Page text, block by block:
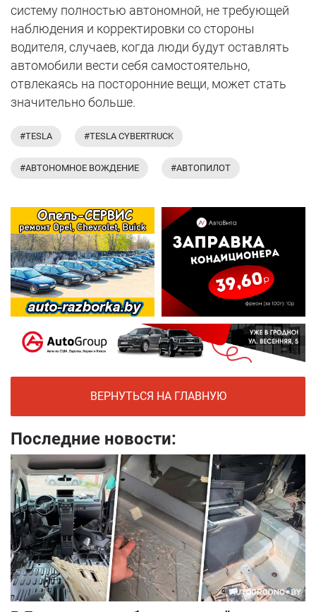
систему полностью автономной, не требующей
наблюдения и корректировки со стороны
водителя, случаев, когда люди будут оставлять
автомобили вести себя самостоятельно,
отвлекаясь на посторонние вещи, может стать
значительно больше.
#TESLA #TESLA CYBERTRUCK
#АВТОНОМНОЕ ВОЖДЕНИЕ #АВТОПИЛОТ
ВЕРНУТЬСЯ НА ГЛАВНУЮ
Последние новости: